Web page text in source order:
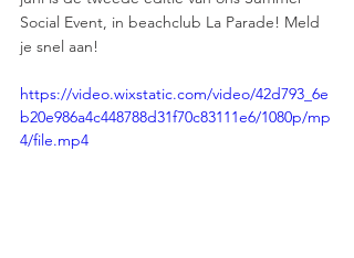
Social Event, in beachclub La Parade! Meld
je snel aan!
https://video.wixstatic.com/video/42d793_6e
b20e986a4c448788d31f70c83111e6/1080p/mp
4/file.mp4